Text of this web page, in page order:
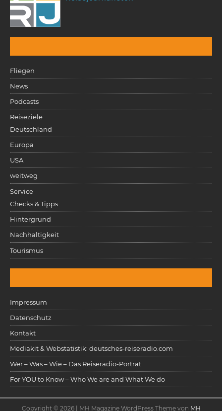
Fliegen
News
Podcasts
Reiseziele
Deutschland
Europa
USA
weitweg
Service
Checks & Tipps
Hintergrund
Nachhaltigkeit
Tourismus
Impressum
Datenschutz
Kontakt
Mediakit & Webstatistik: deutsches-reiseradio.com
Wer – Was – Wie – Das Reiseradio-Porträt
For YOU to Know – Who We are and What We do
Copyright © 2026 | MH Magazine WordPress Theme von MH